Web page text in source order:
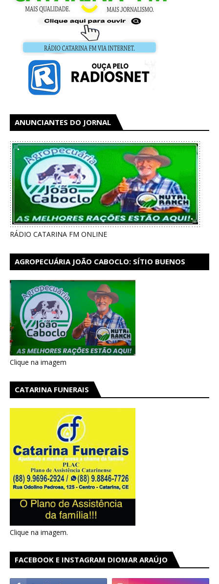
ANUNCIANTES DO JORNAL
RÁDIO CATARINA FM ONLINE
AGROPECUÁRIA JOÃO CABOCLO: SÍTIO BUENOS
Clique na imagem
CATARINA FUNERAIS
Clique na imagem.
FACEBOOK E INSTAGRAM DIOMAR ARAÚJO